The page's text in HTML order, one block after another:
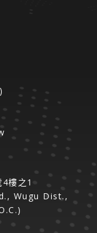
樓之1
Wugu Dist.,